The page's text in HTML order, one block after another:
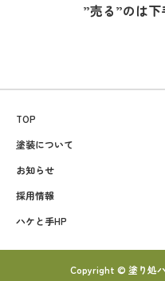
”売る”のは
TOP
塗装について
お知らせ
採用情報
ハケと手HP
Copyright © 塗り処